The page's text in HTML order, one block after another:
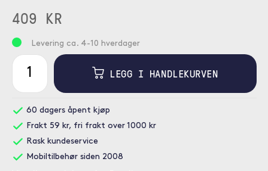
409 KR
Levering ca. 4-10 hverdager
LEGG I HANDLEKURVEN
60 dagers åpent kjøp
Frakt 59 kr, fri frakt over 1000 kr
Rask kundeservice
Mobiltilbehør siden 2008